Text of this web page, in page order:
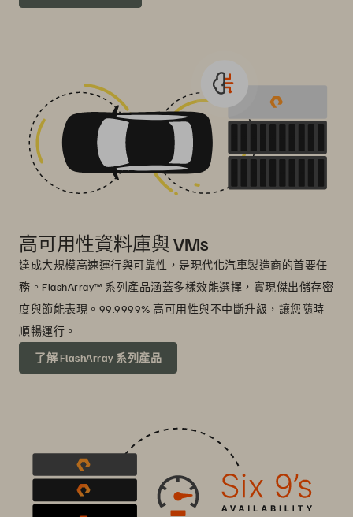
高可用性資料庫與 VMs
達成大規模高速運行與可靠性，是現代化汽車製造商的首要任
務。FlashArray™ 系列產品涵蓋多樣效能選擇，實現傑出儲存密
度與節能表現。99.9999% 高可用性與不中斷升級，讓您隨時
順暢運行。
了解 FlashArray 系列產品